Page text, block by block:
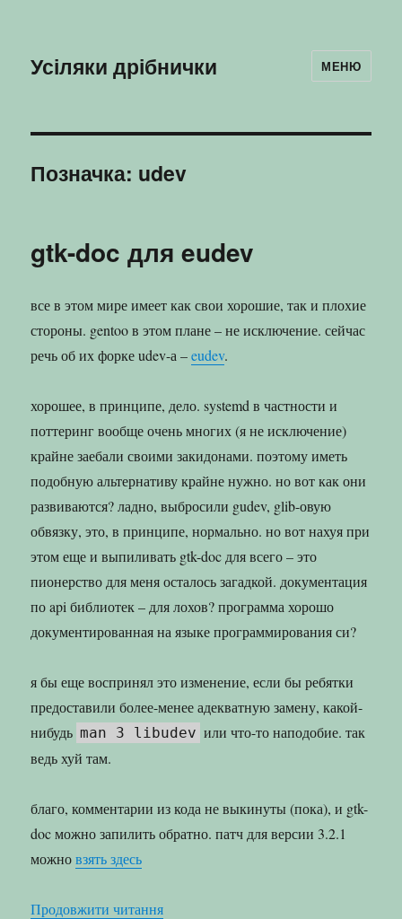
Усіляки дрібнички МЕНЮ
Позначка: udev
gtk-doc для eudev
все в этом мире имеет как свои хорошие, так и плохие
стороны. gentoo в этом плане – не исключение. сейчас
речь об их форке udev-а –eudev.
хорошее, в принципе, дело. systemd в частности и
поттеринг вообще очень многих (я не исключение)
крайне заебали своими закидонами. поэтому иметь
подобную альтернативу крайне нужно. но вот как они
развиваются? ладно, выбросили gudev, glib-овую
обвязку, это, в принципе, нормально. но вот нахуя при
этом еще и выпиливать gtk-doc для всего – это
пионерство для меня осталось загадкой. документация
по api библиотек – для лохов? программа хорошо
документированная на языке программирования си?
я бы еще воспринял это изменение, если бы ребятки
предоставили более-менее адекватную замену, какой-
нибудь man 3 libudev или что-то наподобие. так
ведь хуй там.
благо, комментарии из кода не выкинуты (пока), и gtk-
doc можно запилить обратно. патч для версии 3.2.1
можновзять здесь
Продовжити читання“gtk-doc для eudev”